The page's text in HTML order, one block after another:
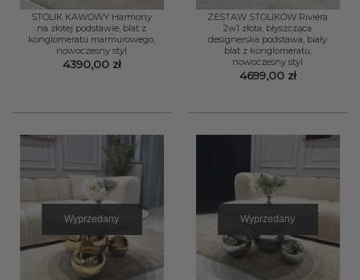
STOLIK KAWOWY Harmony
na złotej podstawie, blat z
konglomeratu marmurowego,
nowoczesny styl
4390,00 zł
ZESTAW STOLIKÓW Riviera
2w1 złota, błyszcząca
designerska podstawa, biały
blat z konglomeratu,
nowoczesny styl
4699,00 zł
Wyprzedany Wyprzedany